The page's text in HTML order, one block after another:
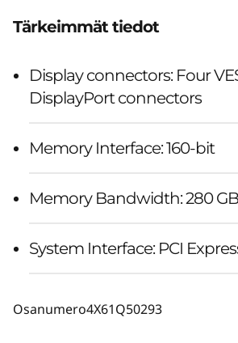
Tärkeimmät tiedot
Display connectors: Four
DisplayPort connectors
Memory Interface: 160-bit
Memory Bandwidth: 280
System Interface: PCI
Osanumero4X61Q50293